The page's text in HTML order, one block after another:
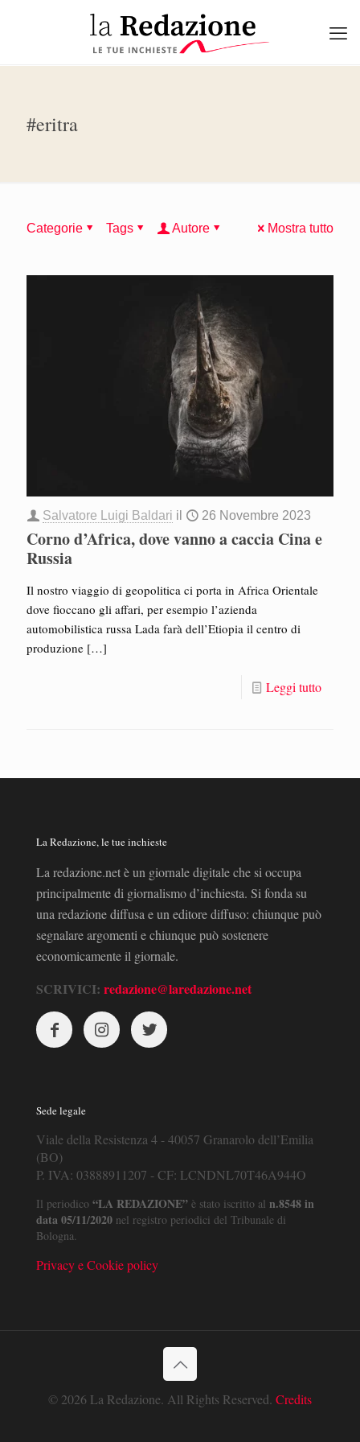
#eritra
Categorie Tags Autore Mostra tutto
Salvatore Luigi Baldari il 26 Novembre 2023
Corno d’Africa, dove vanno a caccia Cina e
Russia
Il nostro viaggio di geopolitica ci porta in Africa Orientale
dove fioccano gli affari, per esempio l’azienda
automobilistica russa Lada farà dell’Etiopia il centro di
produzione […]
Leggi tutto
La Redazione, le tue inchieste
La redazione.net è un giornale digitale che si occupa
principalmente di giornalismo d’inchiesta. Si fonda su
una redazione diffusa e un editore diffuso: chiunque può
segnalare argomenti e chiunque può sostenere
economicamente il giornale.
SCRIVICI: redazione@laredazione.net
Sede legale
Viale della Resistenza 4 - 40057 Granarolo dell’Emilia
(BO)
P. IVA: 03888911207 - CF: LCNDNL70T46A944O
Il periodico “LA REDAZIONE” è stato iscritto al n.8548 in
data 05/11/2020 nel registro periodici del Tribunale di
Bologna.
Privacy e Cookie policy
© 2026 La Redazione. All Rights Reserved. Credits